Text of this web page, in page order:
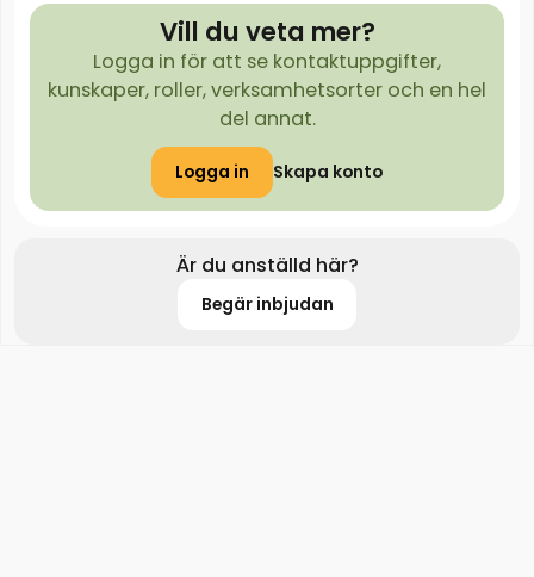
Vill du veta mer?
Logga in för att se kontaktuppgifter,
kunskaper, roller, verksamhetsorter och en hel
del annat.
Logga in Skapa konto
Är du anställd här?
Begär inbjudan